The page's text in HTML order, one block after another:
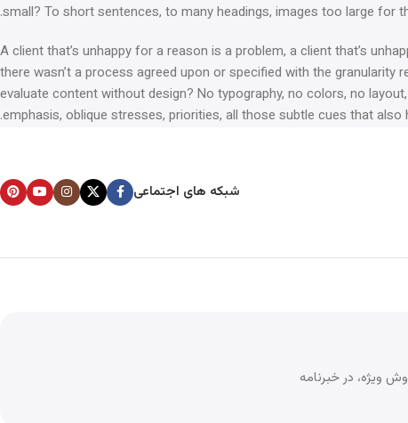
small? To short sentences, to many headings, images too large
A client that’s unhappy for a reason is a problem, a client that’s
there wasn’t a process agreed upon or specified with the
evaluate content without design? No typography, no colors, no
emphasis, oblique stresses, priorities, all those subtle cues that also
شبکه های اجتماعی
ویژه، در خبرنامه